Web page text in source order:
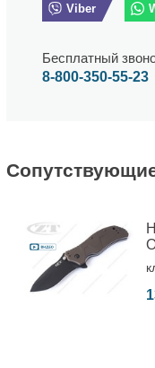
Viber
Бесплатный
8-800-350-55-23